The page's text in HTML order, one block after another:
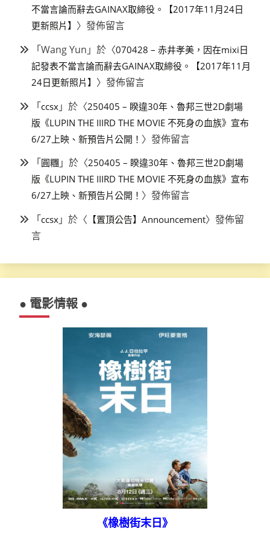
不當言論而辭去GAINAX取締役。【2017年11月24日
更新照片】 〉發佈留言
「Wang Yun 」於〈070428 – 赤井孝美，因在mixi日
記發表不當言論而辭去GAINAX取締役。【2017年11月
24日更新照片】 〉發佈留言
「ccsx 」於〈250405 – 睽違30年、魯邦三世2D劇場
版《LUPIN THE IIIRD THE MOVIE 不死身の血族》宣布
6/27上映、新預告片公開！ 〉發佈留言
「圓糰 」於〈250405 – 睽違30年、魯邦三世2D劇場
版《LUPIN THE IIIRD THE MOVIE 不死身の血族》宣布
6/27上映、新預告片公開！ 〉發佈留言
「ccsx 」於〈 【置頂公告】Announcement〉發佈留
言
● 電影情報 ●
《橡樹街末日》